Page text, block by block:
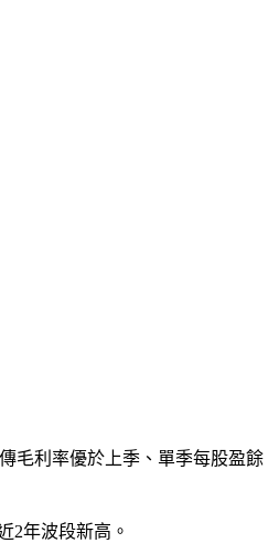
毛利率優於上季、單季每股盈餘
2年波段新高。